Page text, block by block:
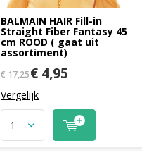
BALMAIN HAIR Fill-in
Straight Fiber Fantasy 45
cm ROOD ( gaat uit
assortiment)
€ 17,25€ 4,95
Vergelijk